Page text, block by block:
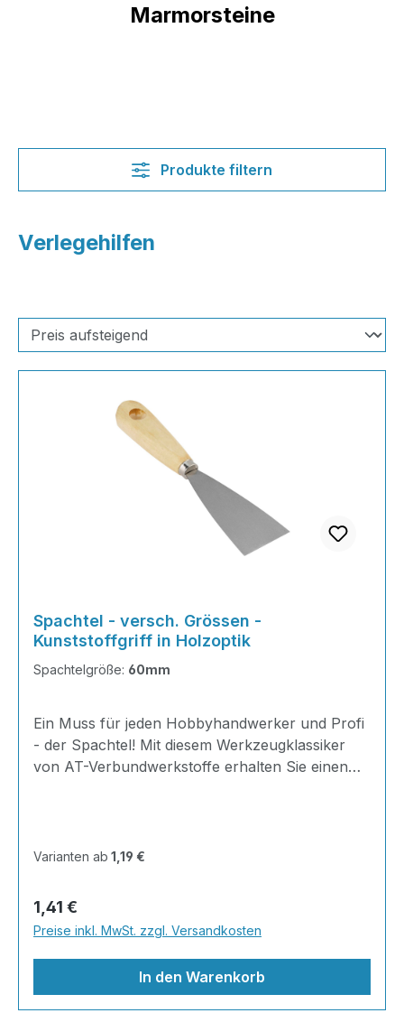
Marmorsteine
Produkte filtern
Verlegehilfen
Spachtel - versch. Grössen -
Kunststoffgriff in Holzoptik
Spachtelgröße: 60mm
Ein Muss für jeden Hobbyhandwerker und Profi
- der Spachtel! Mit diesem Werkzeugklassiker
von AT-Verbundwerkstoffe erhalten Sie einen
bei anderen Arbeiten ist unser Spachtel ein
ergonomischen Griffs in Holzoptik optimal in der
Hand. Stabil und einfach in der HandhabungDas
hochwertige Blatt aus Werkzeugstahlbietet mit
der zuneh
Varianten ab 1,19 €
Regulärer Preis:
1,41 €
Preise inkl. MwSt. zzgl. Versandkosten
In den Warenkorb